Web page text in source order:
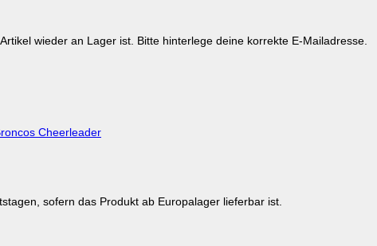
wieder an Lager ist. Bitte hinterlege deine korrekte E-Mailadresse.
Cheerleader
sofern das Produkt ab Europalager lieferbar ist.